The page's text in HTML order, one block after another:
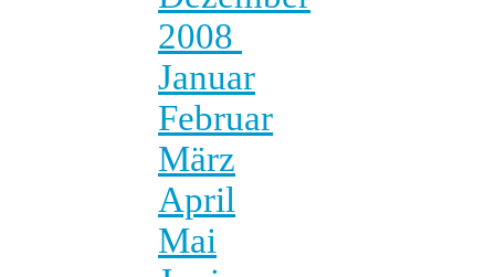
2008
Januar
Februar
März
April
Mai